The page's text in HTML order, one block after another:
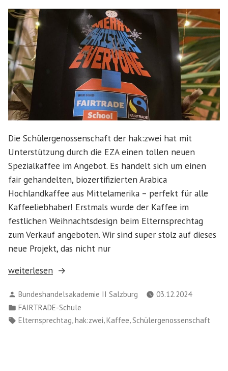
Die Schülergenossenschaft der hak:zwei hat mit
Unterstützung durch die EZA einen tollen neuen
Spezialkaffee im Angebot. Es handelt sich um einen
fair gehandelten, biozertifizierten Arabica
Hochlandkaffee aus Mittelamerika – perfekt für alle
Kaffeeliebhaber! Erstmals wurde der Kaffee im
festlichen Weihnachtsdesign beim Elternsprechtag
zum Verkauf angeboten. Wir sind super stolz auf dieses
neue Projekt, das nicht nur
„Neues
der
hak:zwei:
Unser
weiterlesen
Verfasst
von
Bundeshandelsakademie II Salzburg
03.12.2024
Veröffentlicht
in
FAIRTRADE-Schule
Schlagwörter:
Elternsprechtag hak:zwei Kaffee Schülergenossenschaft